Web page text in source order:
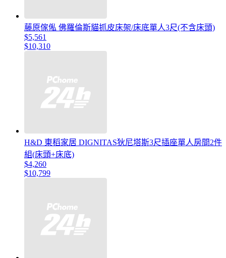
藤原傢俬 佛羅倫斯貓抓皮床架/床底單人3尺(不含床頭)
$5,561
$10,310
H&D 東稻家居 DIGNITAS狄尼塔斯3尺插座單人房間2件
組(床頭+床底)
$4,260
$10,799